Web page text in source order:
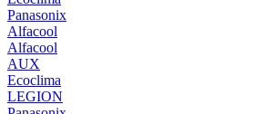
Panasonix
Alfacool
Alfacool
AUX
Ecoclima
LEGION